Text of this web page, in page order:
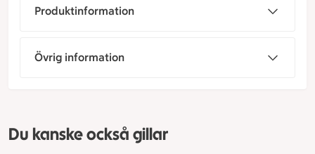
Produktinformation
Övrig information
Du kanske också gillar